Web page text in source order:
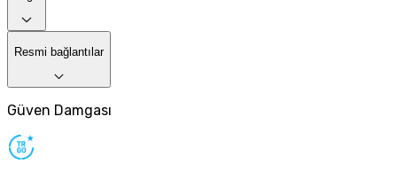
Resmi bağlantılar
Güven Damgası